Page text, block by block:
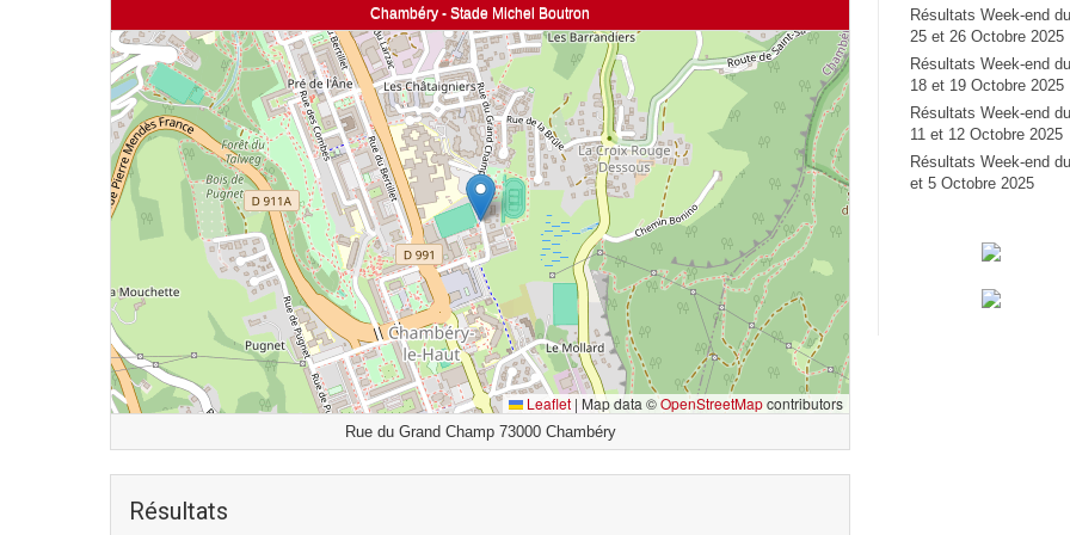
Chambéry - Stade Michel Boutron
Leaflet | Map data ©OpenStreetMapcontributors
Rue du Grand Champ 73000 Chambéry
Résultats
Résultats Week-end du
25 et 26 Octobre 2025
Résultats Week-end du
18 et 19 Octobre 2025
Résultats Week-end du
11 et 12 Octobre 2025
Résultats Week-end
et 5 Octobre 2025